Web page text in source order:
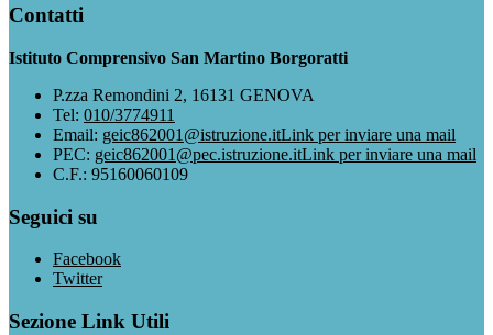
Contatti
Istituto Comprensivo San Martino Borgoratti
P.zza Remondini 2, 16131 GENOVA
Tel: 010/3774911
Email: geic862001@istruzione.itLink per inviare una mail
PEC: geic862001@pec.istruzione.itLink per inviare una mail
C.F.: 95160060109
Seguici su
Facebook
Twitter
Sezione Link Utili